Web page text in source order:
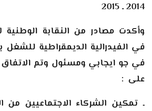
2014 ـ 2015
وأكدت مصادر من النقابة الوطنية
في الفيدرالية الديمقراطية للشغل
في جو ايجابي ومسئول وتم الاتفاق
على :
ـ تمكين الشركاء الاجتماعيين من